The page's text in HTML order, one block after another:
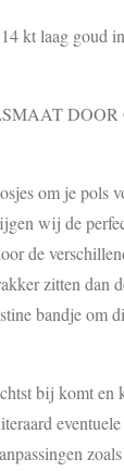
kt laag goud
DOOR
om je pols
wij de
de
zitten dan
bandje om
bij komt en